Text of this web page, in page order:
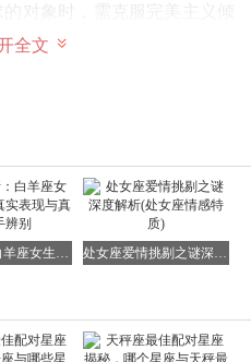
钟镜像对话练习，有助于强
置「情感触发点」。例如在
，采用「3秒法则」立即展
机。建议随身携带记录本，
面临两难选择时，与其纠结
全文
深度解析：白羊座女生分手后的真实表现与真假分手辨别 处女座爱情挑剔之谜深度解析(处女座情感特质)